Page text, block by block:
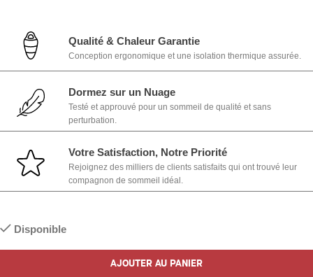
Qualité & Chaleur Garantie
Conception ergonomique et une isolation thermique assurée.
Dormez sur un Nuage
Testé et approuvé pour un sommeil de qualité et sans
perturbation.
Votre Satisfaction, Notre Priorité
Rejoignez des milliers de clients satisfaits qui ont trouvé leur
compagnon de sommeil idéal.
Disponible
AJOUTER AU PANIER